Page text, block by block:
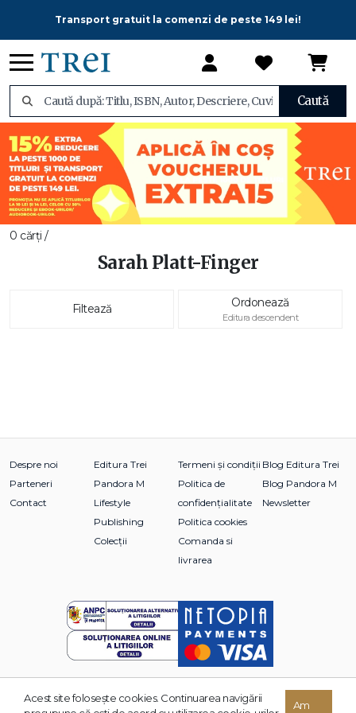
Transport gratuit la comenzi de peste 149 lei!
Caută
0 cărți /
Sarah Platt-Finger
Filtează Ordonează
Editura descendent
Despre noi
Parteneri
Contact
Editura Trei
Pandora M
Lifestyle
Publishing
Colecții
Termeni și condiții
Politica de
confidențialitate
Politica cookies
Comanda si
livrarea
Blog Editura Trei
Blog Pandora M
Newsletter
© 2026 Grupul Editorial TREI. Toate drepturile rezervate.
Acest site foloseşte cookies. Continuarea navigării
Am